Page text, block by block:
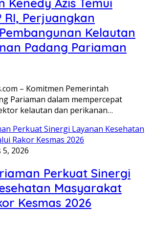
Kenedy Azis Temui
RI, Perjuangkan
Kelautan
Padang Pariaman
– Komitmen Pemerintah
Pariaman dalam mempercepat
kelautan dan perikanan…
2026
Perkuat Sinergi
Masyarakat
Kesmas 2026